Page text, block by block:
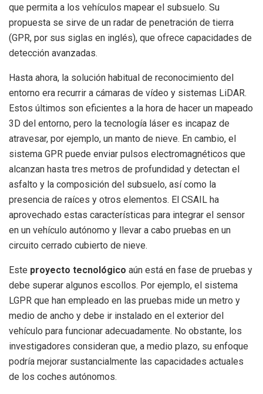
que permita a los vehículos mapear el subsuelo. Su
propuesta se sirve de un radar de penetración de tierra
(GPR, por sus siglas en inglés), que ofrece capacidades de
detección avanzadas.
Hasta ahora, la solución habitual de reconocimiento del
entorno era recurrir a cámaras de vídeo y sistemas LiDAR.
Estos últimos son eficientes a la hora de hacer un mapeado
3D del entorno, pero la tecnología láser es incapaz de
atravesar, por ejemplo, un manto de nieve. En cambio, el
sistema GPR puede enviar pulsos electromagnéticos que
alcanzan hasta tres metros de profundidad y detectan el
asfalto y la composición del subsuelo, así como la
presencia de raíces y otros elementos. El CSAIL ha
aprovechado estas características para integrar el sensor
en un vehículo autónomo y llevar a cabo pruebas en un
circuito cerrado cubierto de nieve.
Este proyecto tecnológico aún está en fase de pruebas y
debe superar algunos escollos. Por ejemplo, el sistema
LGPR que han empleado en las pruebas mide un metro y
medio de ancho y debe ir instalado en el exterior del
vehículo para funcionar adecuadamente. No obstante, los
investigadores consideran que, a medio plazo, su enfoque
podría mejorar sustancialmente las capacidades actuales
de los coches autónomos.